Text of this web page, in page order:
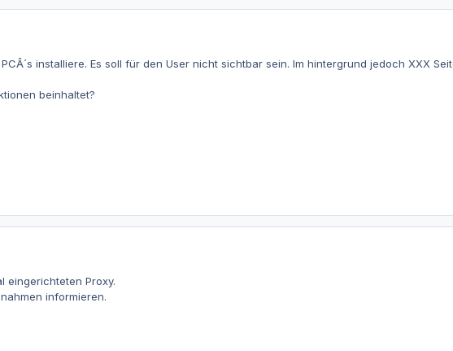
installiere. Es soll für den User nicht sichtbar sein. Im hintergrund jedoch XXX
beinhaltet?
eingerichteten Proxy.
informieren.